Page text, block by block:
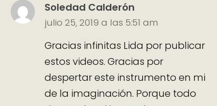
Soledad Calderón
julio 25, 2019 a las 5:51 am
Gracias infinitas Lida por publicar
estos videos. Gracias por
despertar este instrumento en mi
de la imaginación. Porque todo